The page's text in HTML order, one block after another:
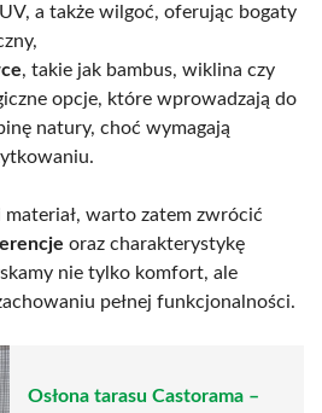
a także wilgoć, oferując bogaty
, takie jak bambus, wiklina czy
opcje, które wprowadzają do
natury, choć wymagają
warto zatem zwrócić
oraz charakterystykę
nie tylko komfort, ale
pełnej funkcjonalności.
Osłona tarasu Castorama –